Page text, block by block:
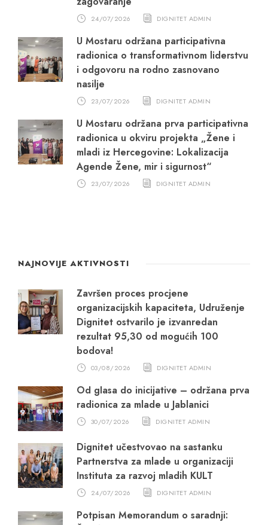
24/07/2026 DIGNITET ADMIN
U Mostaru održana participativna
radionica o transformativnom liderstvu
i odgovoru na rodno zasnovano
nasilje
23/07/2026 DIGNITET ADMIN
U Mostaru održana prva participativna
radionica u okviru projekta „Žene i
mladi iz Hercegovine: Lokalizacija
Agende Žene, mir i sigurnost“
23/07/2026 DIGNITET ADMIN
NAJNOVIJE AKTIVNOSTI
Završen proces procjene
organizacijskih kapaciteta, Udruženje
Dignitet ostvarilo je izvanredan
rezultat 95,30 od mogućih 100
bodova!
03/08/2026 DIGNITET ADMIN
Od glasa do inicijative – održana prva
radionica za mlade u Jablanici
30/07/2026 DIGNITET ADMIN
Dignitet učestvovao na sastanku
Partnerstva za mlade u organizaciji
Instituta za razvoj mladih KULT
24/07/2026 DIGNITET ADMIN
Potpisan Memorandum o saradnji: